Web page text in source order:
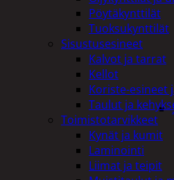
Pöytäkynttilät
Tuoksukynttilät
Sisustusesineet
Kalvot ja tarrat
Kellot
Koriste-esineet
Taulut ja
Toimistotarvikkeet
Kynät ja kumit
Laminointi
Liimat ja teipit